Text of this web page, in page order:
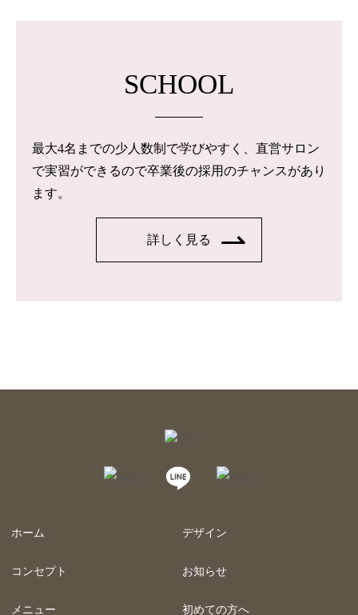
SCHOOL
最大4名までの少人数制で学びやすく、直営サロン
で実習ができるので卒業後の採用のチャンスがあり
ます。
詳しく見る
ホーム
コンセプト
メニュー
デザイン
お知らせ
初めての方へ